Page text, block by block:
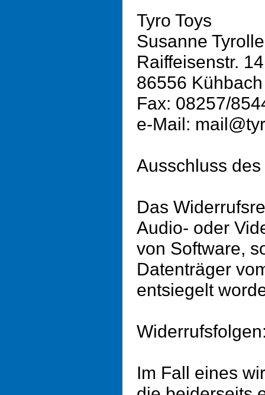
Tyro Toys
Susanne
Raiffeisenstr. 14
86556
Fax: 08257/
e-Mail:
Ausschluss
Das
Audio- oder
von Software,
Datenträger
entsiegelt
Im Fall eines